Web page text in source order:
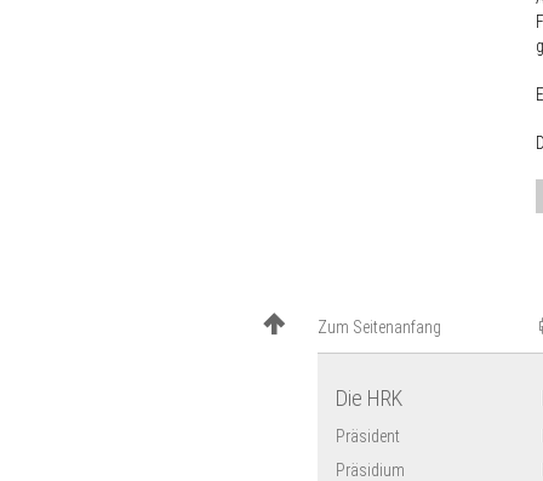
Zum Seitenanfang
Die HRK
Präsident
Präsidium